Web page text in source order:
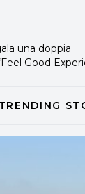
una doppia
Good
la sua
TRENDING